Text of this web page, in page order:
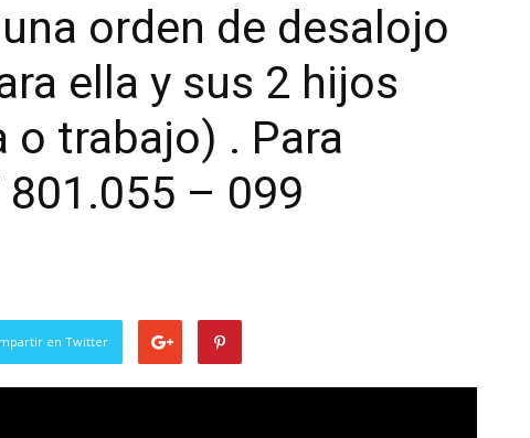
orden de desalojo
ella y sus 2 hijos
o trabajo) . Para
– 099
en Twitter